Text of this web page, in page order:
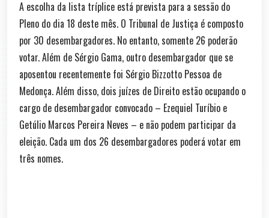
A escolha da lista tríplice está prevista para a sessão do
Pleno do dia 18 deste mês. O Tribunal de Justiça é composto
por 30 desembargadores. No entanto, somente 26 poderão
votar. Além de Sérgio Gama, outro desembargador que se
aposentou recentemente foi Sérgio Bizzotto Pessoa de
Medonça. Além disso, dois juízes de Direito estão ocupando o
cargo de desembargador convocado – Ezequiel Turíbio e
Getúlio Marcos Pereira Neves – e não podem participar da
eleição. Cada um dos 26 desembargadores poderá votar em
três nomes.